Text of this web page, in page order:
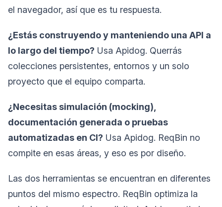
el navegador, así que es tu respuesta.
¿Estás construyendo y manteniendo una API a
lo largo del tiempo? Usa Apidog. Querrás
colecciones persistentes, entornos y un solo
proyecto que el equipo comparta.
¿Necesitas simulación (mocking),
documentación generada o pruebas
automatizadas en CI? Usa Apidog. ReqBin no
compite en esas áreas, y eso es por diseño.
Las dos herramientas se encuentran en diferentes
puntos del mismo espectro. ReqBin optimiza la